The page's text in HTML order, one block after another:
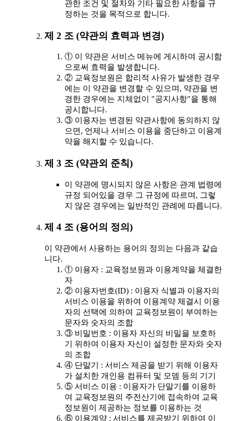
관한 조건 및 절차와 기타 필요한 사항을 규
정하는 것을 목적으로 합니다.
제 2 조 (약관의 효력과 변경)
① 이 약관은 서비스 메뉴에 게시하여 공시함
으로써 효력을 발생합니다.
② 교육정보원은 합리적 사유가 발생한 경우
에는 이 약관을 변경할 수 있으며, 약관을 변
경한 경우에는 지체없이 "공지사항"을 통해
공시합니다.
③ 이용자는 변경된 약관사항에 동의하지 않
으면, 언제나 서비스 이용을 중단하고 이용계
약을 해지할 수 있습니다.
제 3 조 (약관외 준칙)
이 약관에 명시되지 않은 사항은 관계 법령에
규정 되어있을 경우 그 규정에 따르며, 그렇
지 않은 경우에는 일반적인 관례에 따릅니다.
제 4 조 (용어의 정의)
이 약관에서 사용하는 용어의 정의는 다음과 같습
니다.
① 이용자 : 교육정보원과 이용계약을 체결한
자
② 이용자번호(ID) : 이용자 식별과 이용자의
서비스 이용을 위하여 이용계약 체결시 이용
자의 선택에 의하여 교육정보원이 부여하는
문자와 숫자의 조합
③ 비밀번호 : 이용자 자신의 비밀을 보호하
기 위하여 이용자 자신이 설정한 문자와 숫자
의 조합
④ 단말기 : 서비스 제공을 받기 위해 이용자
가 설치한 개인용 컴퓨터 및 모뎀 등의 기기
⑤ 서비스 이용 : 이용자가 단말기를 이용하
여 교육정보원의 주전산기에 접속하여 교육
정보원이 제공하는 정보를 이용하는 것
⑥ 이용계약 : 서비스를 제공받기 위하여 이